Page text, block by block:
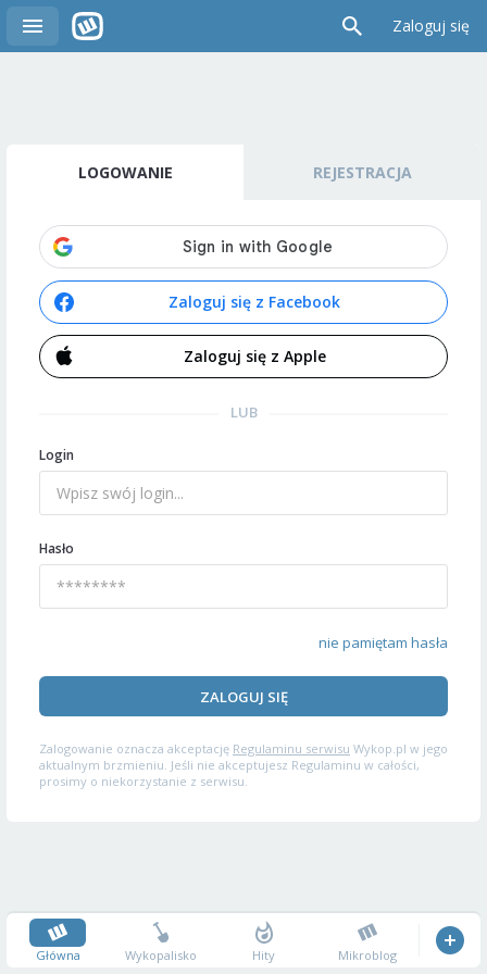
Zaloguj się
LOGOWANIE REJESTRACJA
Zaloguj się z Facebook
Zaloguj się z Apple
LUB
Login
Hasło
nie pamiętam hasła
ZALOGUJ SIĘ
Zalogowanie oznacza akceptację Regulaminu serwisu Wykop.pl w jego
aktualnym brzmieniu. Jeśli nie akceptujesz Regulaminu w całości,
prosimy o niekorzystanie z serwisu.
Główna Wykopalisko Hity Mikroblog